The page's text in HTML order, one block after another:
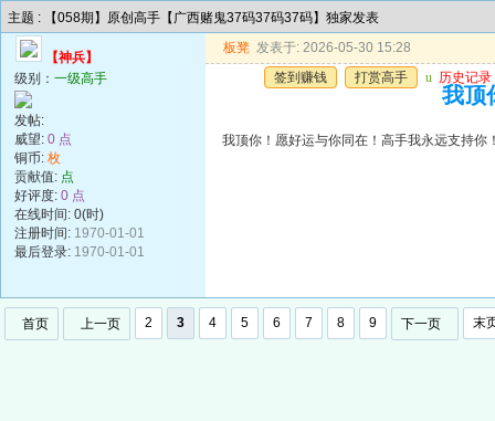
主题 : 【058期】原创高手【广西赌鬼37码37码37码】独家发表
【神兵】
级别： 一级高手
发帖:
威望: 0 点
铜币: 枚
贡献值: 点
好评度: 0 点
在线时间: 0(时)
注册时间: 1970-01-01
最后登录: 1970-01-01
板凳 发表于: 2026-05-30 15:28
签到赚钱
打赏高手 u 历史记录
我顶
我顶你！愿好运与你同在！高手我永远支持你
首页 上一页 2 3 4 5 6 7 8 9 下一页 末